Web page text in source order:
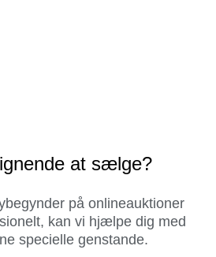
at sælge?
på onlineauktioner
kan vi hjælpe dig med
specielle genstande.